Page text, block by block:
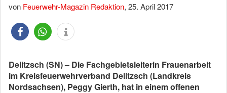
von Feuerwehr-Magazin Redaktion, 25. April 2017
Delitzsch (SN) – Die Fachgebietsleiterin Frauenarbeit
im Kreisfeuerwehrverband Delitzsch (Landkreis
Nordsachsen), Peggy Gierth, hat in einem offenen